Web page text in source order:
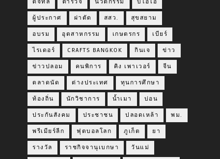
ดิจิทัล ตำรวจ นวัตกรรม บีโอไอ
ผู้ประกาศ ผ่าตัด สสว. สุขสยาม
อบรม อุตสาหกรรม เกษตรกร เบียร์
ไรเดอร์ CRAFTS BANGKOK กินเจ ข่าว
ข่าวปลอม คนพิการ คิง เพาเวอร์ จีน
ตลาดนัด ต่างประเทศ ทุนการศึกษา
ท้องถิ่น นักวิชาการ น้ำเมา บ่อน
ประกันสังคม ประชาชน ปลอดเหล้า พม.
พรีเมียร์ลีก ฟุตบอลโลก ภูเก็ต ยา
รางวัล ราชกิจจานุเบกษา วันแม่